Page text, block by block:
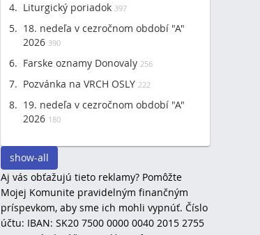
Liturgický poriadok 397
18. nedeľa v cezročnom období "A"
2026 390
Farske oznamy Donovaly 256
Pozvánka na VRCH OSLY 222
19. nedeľa v cezročnom období "A"
2026 180
show-all
Aj vás obťažujú tieto reklamy? Pomôžte
Mojej Komunite pravidelným finančným
príspevkom, aby sme ich mohli vypnúť. Číslo
účtu: IBAN: SK20 7500 0000 0040 2015 2755